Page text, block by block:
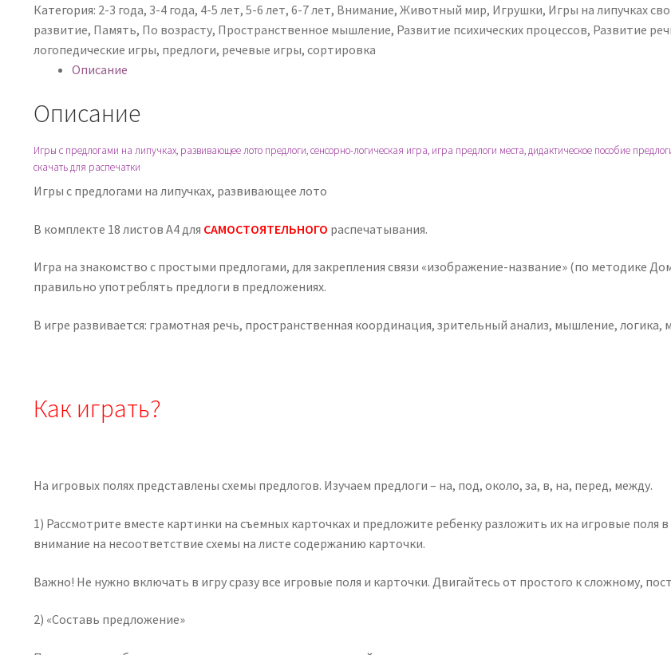
Категория: 2-3 года, 3-4 года, 4-5 лет, 5-6 лет, 6-7 лет, Внимание, Животный мир, Игрушки, Игры на липучках
развитие, Память, По возрасту, Пространственное мышление, Развитие психических процессов, Развитие
логопедические игры, предлоги, речевые игры, сортировка
Описание
Описание
Игры с предлогами на липучках, развивающее лото предлоги, сенсорно-логическая игра, игра предлоги места, дидактическое пособие
скачать для распечатки
Игры с предлогами на липучках, развивающее лото
В комплекте 18 листов А4 для САМОСТОЯТЕЛЬНОГО распечатывания.
Игра на знакомство с простыми предлогами, для закрепления связи «изображение-название» (по методике
правильно употреблять предлоги в предложениях.
В игре развивается: грамотная речь, пространственная координация, зрительный анализ, мышление, логика,
Как играть?
На игровых полях представлены схемы предлогов. Изучаем предлоги – на, под, около, за, в, на, перед, между.
1) Рассмотрите вместе картинки на съемных карточках и предложите ребенку разложить их на игровые поля
внимание на несоответствие схемы на листе содержанию карточки.
Важно! Не нужно включать в игру сразу все игровые поля и карточки. Двигайтесь от простого к сложному,
2) «Составь предложение»